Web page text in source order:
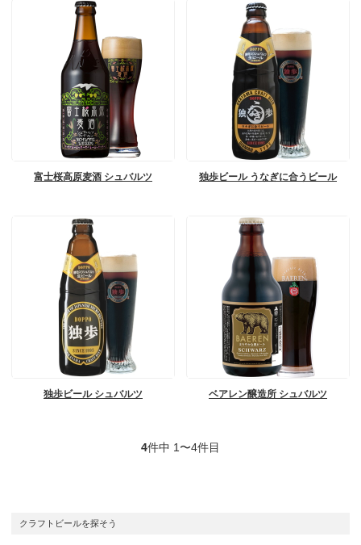
富士桜高原麦酒 シュバルツ 独歩ビール うなぎに合うビール
独歩ビール シュバルツ ベアレン醸造所 シュバルツ
4件中 1〜4件目
クラフトビールを探そう